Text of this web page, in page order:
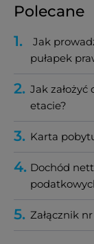
Polecane
1.
Jak
pułapek
2. Jak założyć
etacie?
3. Karta
4. Dochód
5. Załącznik